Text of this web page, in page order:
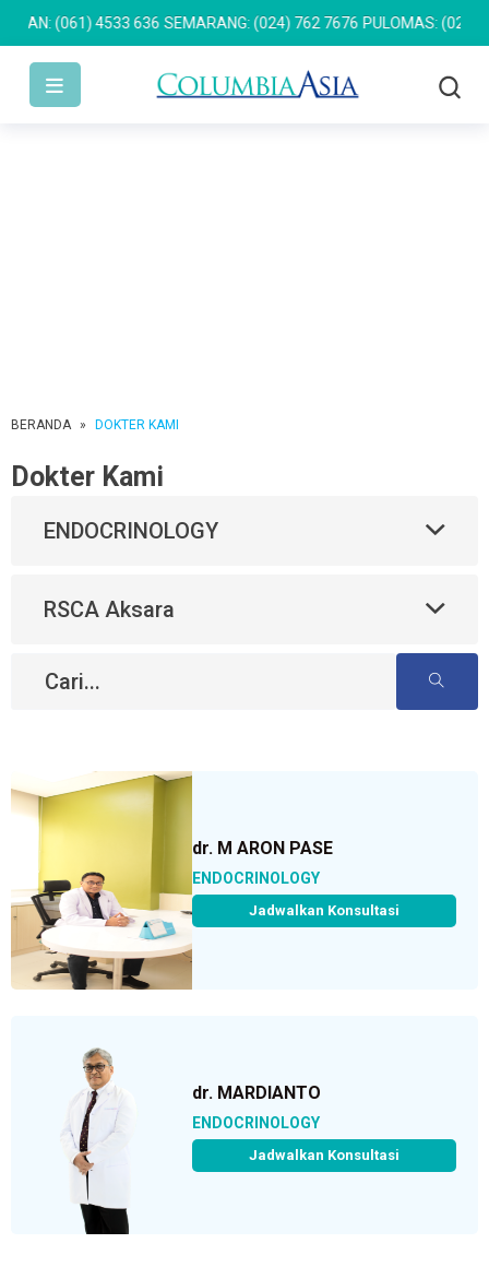
(061) 4533 636 SEMARANG: (024) 762 7676 PULOMAS: (021)
BERANDA » DOKTER KAMI
Dokter Kami
ENDOCRINOLOGY
RSCA Aksara
dr. M ARON PASE
ENDOCRINOLOGY
Jadwalkan Konsultasi
dr. MARDIANTO
ENDOCRINOLOGY
Jadwalkan Konsultasi